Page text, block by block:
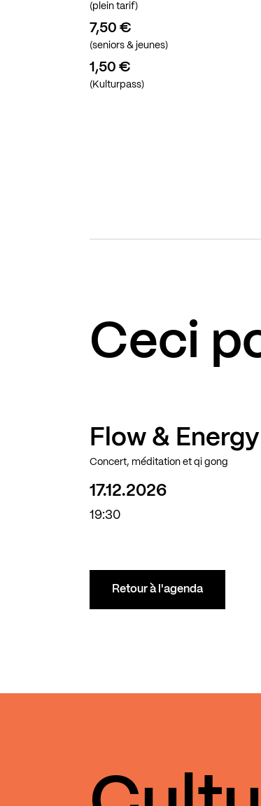
(plein tarif)
7,50 €
(seniors & jeunes)
1,50 €
(Kulturpass)
Ceci
Flow & Energy
Concert, méditation et qi gong
17.12.2026
19:30
Retour à l'agenda